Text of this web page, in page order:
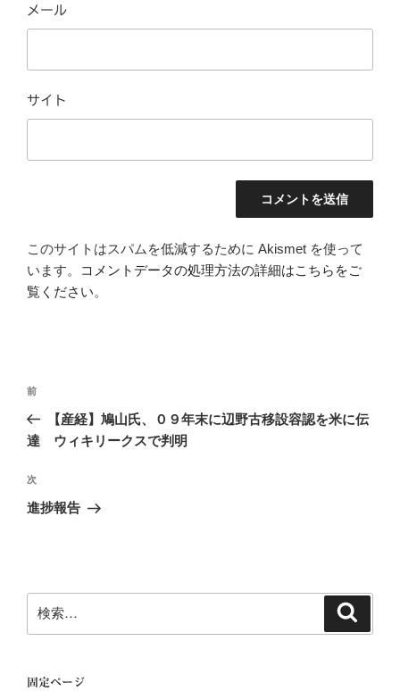
メール
サイト
このサイトはスパムを低減するために Akismet を使って
います。
コメントデータの処理方法の詳細はこちらをご
覧ください。
ナ
ゲ
ー
前
の
投
前
【産経】鳩山氏、０９年末に辺野古移設容認を米に伝
達 ウィキリークスで判明
次
の
次
進捗報告
索:
固定ページ